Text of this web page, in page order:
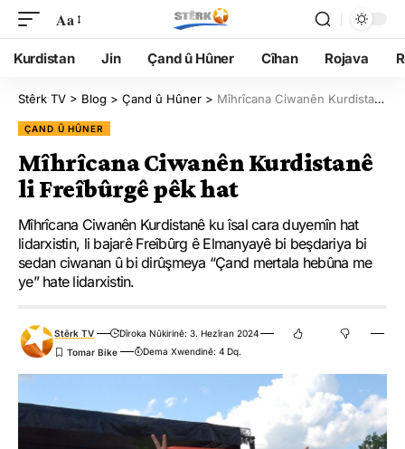
Aa
Kurdistan Jin Çand û Hûner Cîhan Rojava
Stêrk TV > Blog > Çand û Hûner > Mîhrîcana Ciwanên Kurdistanê li Freîbûrgê pêk hat
ÇAND Û HÛNER
Mîhrîcana Ciwanên Kurdistanê
li Freîbûrgê pêk hat
Mîhrîcana Ciwanên Kurdistanê ku îsal cara duyemîn hat
lidarxistin, li bajarê Freîbûrg ê Elmanyayê bi beşdariya bi
sedan ciwanan û bi dirûşmeya “Çand mertala hebûna me
ye” hate lidarxistin.
Stêrk TV
Dîroka Nûkirinê: 3. Hezîran 2024
Dema Xwendinê: 4 Dq.